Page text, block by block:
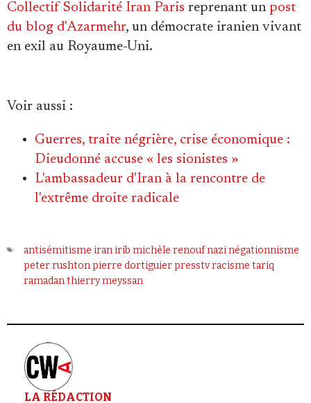
Collectif Solidarité Iran Paris reprenant un post
du blog d'Azarmehr, un démocrate iranien vivant
en exil au Royaume-Uni.
Voir aussi :
Guerres, traite négrière, crise économique :
Dieudonné accuse « les sionistes »
L'ambassadeur d'Iran à la rencontre de
l'extrême droite radicale
antisémitisme iran irib michèle renoufnazinégationnisme
peter rushtonpierre dortiguierpresstvracisme tariq
ramadanthierry meyssan
LA RÉDACTION